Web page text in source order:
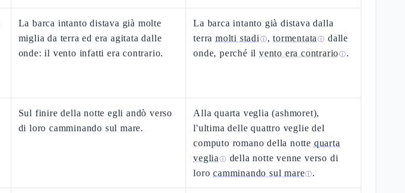
La barca intanto distava già molte
miglia da terra ed era agitata dalle
onde: il vento infatti era contrario.
La barca intanto già distava dalla
terramolti stadi ⓘ,tormentata ⓘ dalle
onde, perché ilvento era contrarioⓘ.
Sul finire della notte egli andò verso
di loro camminando sul mare.
Alla quarta veglia (ashmoret),
l'ultima delle quattro veglie del
computo romano della notte quarta
veglia ⓘ della notte venne verso di
lorocamminando sul mareⓘ.